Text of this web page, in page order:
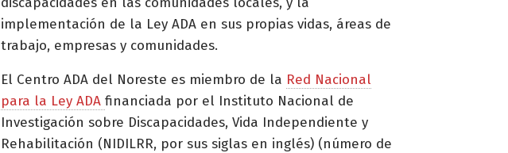
implementación de la Ley ADA en sus propias vidas, áreas de
trabajo, empresas y comunidades.
El Centro ADA del Noreste es miembro de la Red Nacional
para la Ley ADA financiada por el Instituto Nacional de
Investigación sobre Discapacidades, Vida Independiente y
Rehabilitación (NIDILRR, por sus siglas en inglés) (número de